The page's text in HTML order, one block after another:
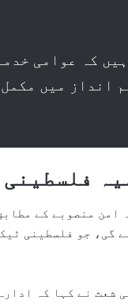
کہ عوامی
انداز میں
امن منصوبے کے
شعث نے کہا کہ